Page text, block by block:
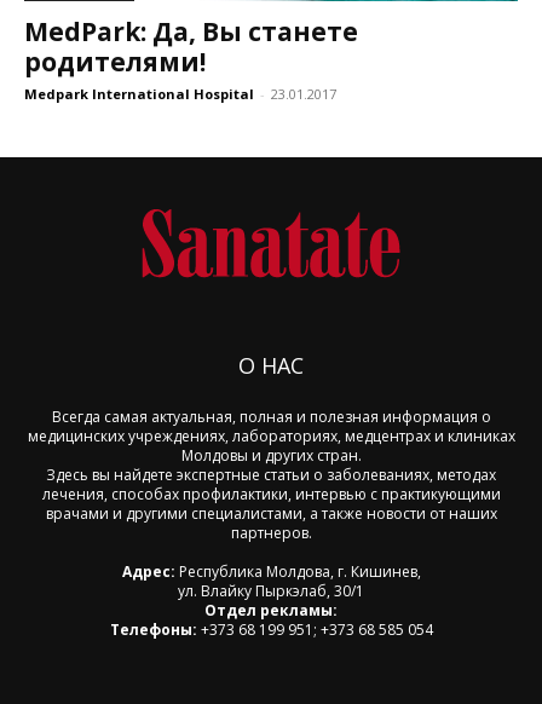
MedPark: Да, Вы станете
родителями!
Medpark International Hospital - 23.01.2017
О НАС
Всегда самая актуальная, полная и полезная информация о
медицинских учреждениях, лабораториях, медцентрах и клиниках
Молдовы и других стран.
Здесь вы найдете экспертные статьи о заболеваниях, методах
лечения, способах профилактики, интервью с практикующими
врачами и другими специалистами, а также новости от наших
партнеров.
Адрес: Республика Молдова, г. Кишинев,
ул. Влайку Пыркэлаб, 30/1
Отдел рекламы:
Телефоны: +373 68 199 951; +373 68 585 054